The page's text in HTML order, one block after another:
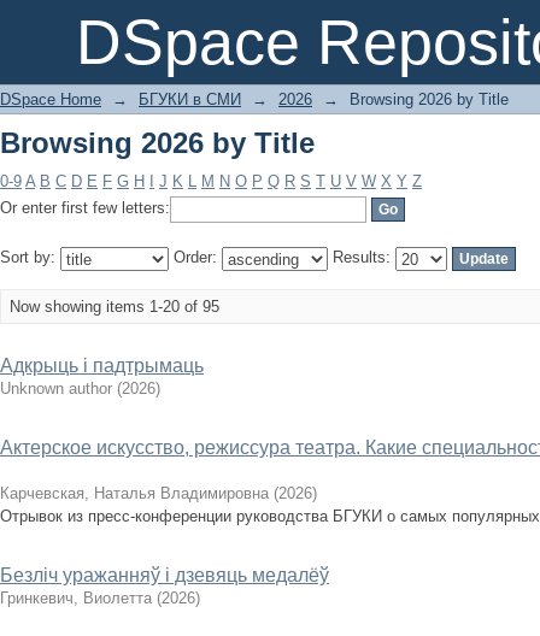
DSpace
Browsing 2026 by Title
DSpace Home → БГУКИ в СМИ → 2026 → Browsing 2026 by Title
Browsing 2026 by Title
0-9 A B C D E F G H J K L M N O P Q R S T U V W X Y Z
Or enter first few letters:
Sort by: Order: Results:
Now showing items 1-20 of 95
Адкрыць і падтрымаць
Unknown author (2026)
Актерское искусство, режиссура театра. Какие
Карчевская, Наталья Владимировна (2026)
Отрывок из пресс-конференции руководства БГУКИ о самых
Безліч уражанняў і дзевяць медалёў
Гринкевич, Виолетта (2026)